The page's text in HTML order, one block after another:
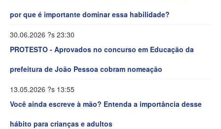
por que é importante dominar essa habilidade?
30.06.2026 ?s 23:30
PROTESTO - Aprovados no concurso em Educação da
prefeitura de João Pessoa cobram nomeação
13.05.2026 ?s 13:55
Você ainda escreve à mão? Entenda a importância desse
hábito para crianças e adultos